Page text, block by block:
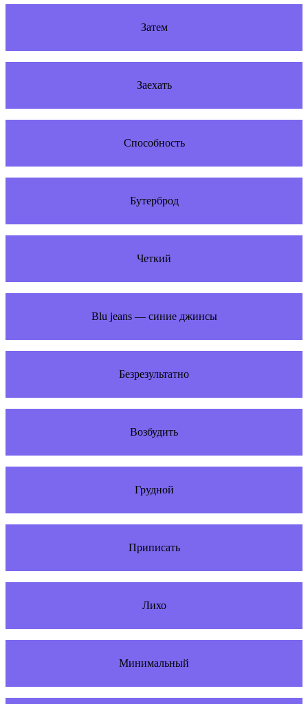
Затем
Заехать
Способность
Бутерброд
Четкий
Blu jeans — синие джинсы
Безрезультатно
Возбудить
Грудной
Приписать
Лихо
Минимальный